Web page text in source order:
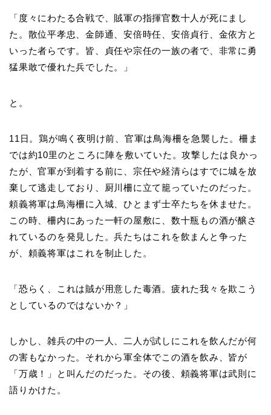
「度々にわたる合戦で、賊軍の指揮官数十人が死にまし
た。散位平孝忠、金師通、安倍時任、安倍貞行、金依方と
いった者らです。皆、貞任や宗任の一族の者で、非常に勇
猛果敢で優れた兵でした。」
と。
11日。鶏が鳴く夜明け前、官軍は鳥海柵を急襲した。柵ま
では約10里のところに陣を敷いていた。攻撃したは良かっ
たが、官軍が到着する前に、宗任や経清らはすでに城を放
棄して逃走しており、厨川柵に立て籠っていたのだった。
頼義将軍は鳥海柵に入城、ひとまず士卒たちを休ませた。
この時、柵内にあった一軒の屋敷に、数十瓶もの酒が醸さ
れているのを発見した。兵たちはこれを飲まんと争った
が、頼義将軍はこれを制止した。
「恐らく、これは賊が用意した毒酒。疲れた我々を欺こう
としているのではないか？」
しかし、雑兵の中の一人、二人が試しにこれを飲んだが何
の害もなかった。それから軍全体でこの酒を飲み、皆が
「万歳！」と叫んだのだった。その後、頼義将軍は武則に
語りかけた。